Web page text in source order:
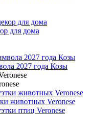
для дома
2027 года Козы
животных Veronese